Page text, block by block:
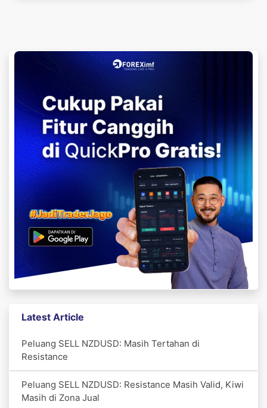
Latest Article
Peluang SELL NZDUSD: Masih Tertahan di
Resistance
Peluang SELL NZDUSD: Resistance Masih Valid, Kiwi
Masih di Zona Jual